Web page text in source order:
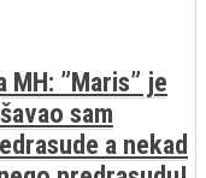
MH: ”Maris” je
sam
a nekad